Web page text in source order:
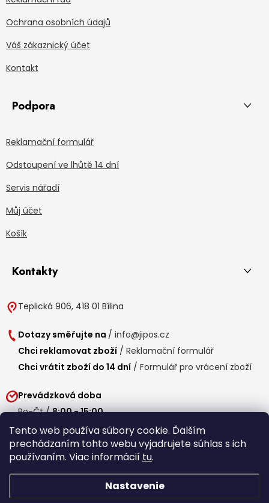
Tento web používa súbory cookie. Ďalším
prechádzaním tohto webu vyjadrujete súhlas s ich
používaním. Viac informácií tu.
Nastavenie
Ochrana osobních údajů
Váš zákaznický účet
Kontakt
Podpora
Reklamační formulář
Odstoupení ve lhůtě 14 dní
Servis nářadí
Můj účet
Košík
Kontakty
Teplická 906, 418 01 Bílina
Dotazy směřujte na / info@jipos.cz
Chci reklamovat zboží / Reklamační formulář
Chci vrátit zboží do 14 dní / Formulář pro vrácení zboží
Prevádzková doba
Po-Čt /8:00 - 15:00
Pá / 7:30 - 14:30
Obedňajšia prestávka /11:00 - 11:30